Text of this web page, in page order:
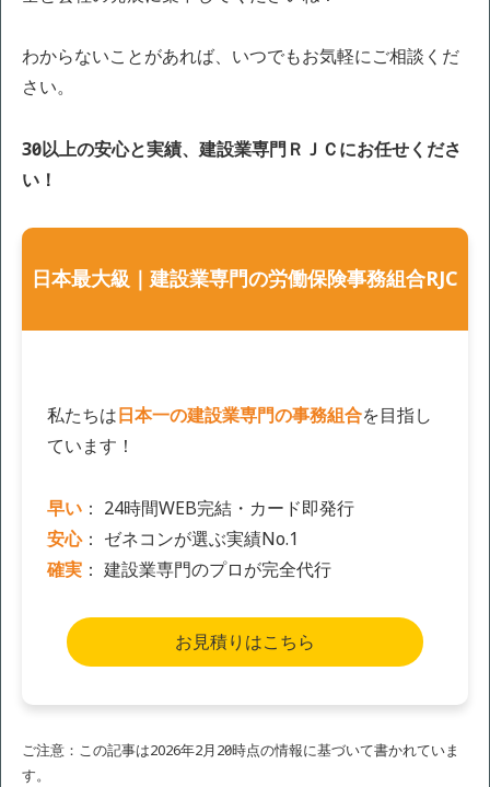
わからないことがあれば、いつでもお気軽にご相談くだ
さい。
30年以上の安心と実績、建設業専門ＲＪＣにお任せくださ
い！
日本最大級｜建設業専門の労働保険事務組合RJC
私たちは日本一の建設業専門の事務組合を目指し
ています！
早い： 24時間WEB完結・カード即発行
安心： ゼネコンが選ぶ実績No.1
確実： 建設業専門のプロが完全代行
お見積りはこちら
ご注意：この記事は2026年2月20日時点の情報に基づいて書かれていま
す。